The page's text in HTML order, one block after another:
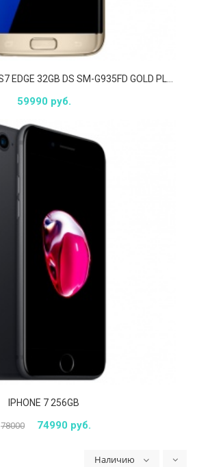
59990 руб.
IPHONE 7 256GB
78000 74990 руб.
Наличию